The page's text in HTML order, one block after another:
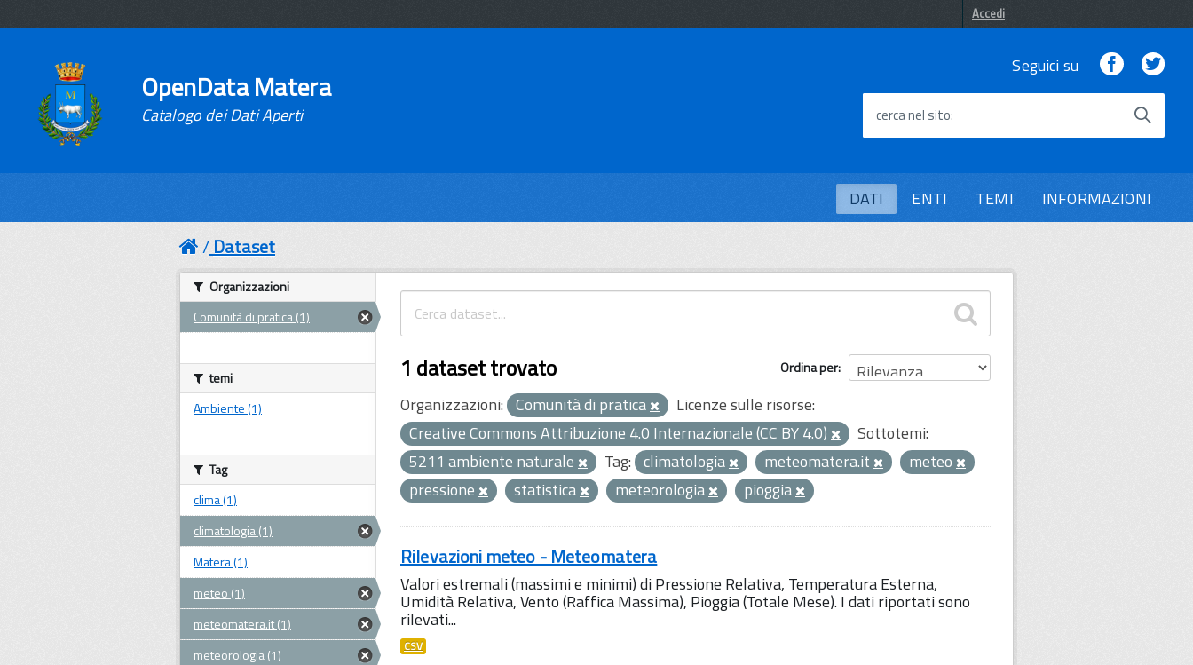
Accedi
OpenData Matera
Catalogo dei Dati Aperti
Seguici su Facebook
cerca nel sito
DATI ENTI TEMI INFORMAZIONI
Dataset
Ordina per
1 dataset trovato
Organizzazioni: Comunità di pratica
Licenze sulle risorse:
Creative Commons Attribuzione 4.0 Internazionale (CC BY 4.0)
Sottotemi:
5211 ambiente naturale
Tag: climatologia meteomatera.it
meteo
pressione
statistica meteorologia pioggia
Rilevazioni meteo - Meteomatera
Valori estremali (massimi e minimi) di Pressione Relativa, Temperatura Esterna,
Umidità Relativa, Vento (Raffica Massima), Pioggia (Totale Mese). I dati riportati sono
rilevati...
CSV
Organizzazioni
Comunità di pratica (1)
temi
Ambiente (1)
Tag
clima (1)
climatologia (1)
Matera (1)
meteo (1)
meteomatera.it (1)
meteorologia (1)